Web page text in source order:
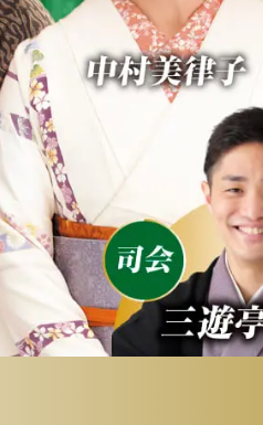
」を押す
です！
が書いてある
押すと電話が
すので、ご注
いいたします